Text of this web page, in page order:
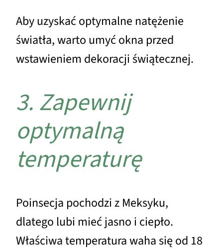
Aby uzyskać optymalne natężenie
światła, warto umyć okna przed
wstawieniem dekoracji świątecznej.
3. Zapewnij
optymalną
temperaturę
Poinsecja pochodzi z Meksyku,
dlatego lubi mieć jasno i ciepło.
Właściwa temperatura waha się od 18